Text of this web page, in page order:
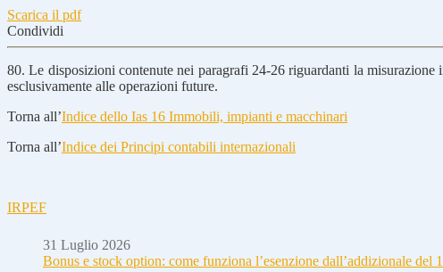
Scarica il pdf
Condividi
80. Le disposizioni contenute nei paragrafi 24-26 riguardanti la
esclusivamente alle operazioni future.
Torna all’Indice dello Ias 16 Immobili, impianti e macchinari
Torna all’Indice dei Principi contabili internazionali
IRPEF
31 Luglio 2026
Bonus e stock option: come funziona l’esenzione dall’addizionale del